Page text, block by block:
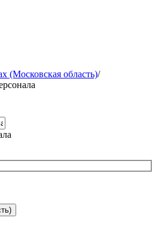
(Московская область)/